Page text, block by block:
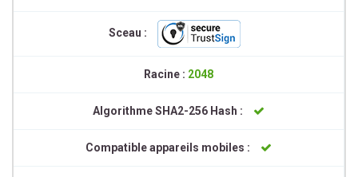
Sceau :
Racine : 2048
Algorithme SHA2-256 Hash :
Compatible appareils mobiles :